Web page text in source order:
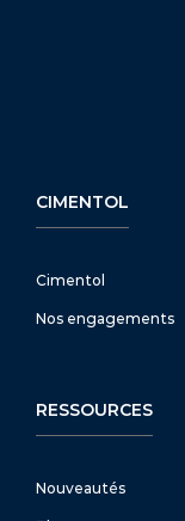
CIMENTOL
Cimentol
Nos engagements
RESSOURCES
Nouveautés